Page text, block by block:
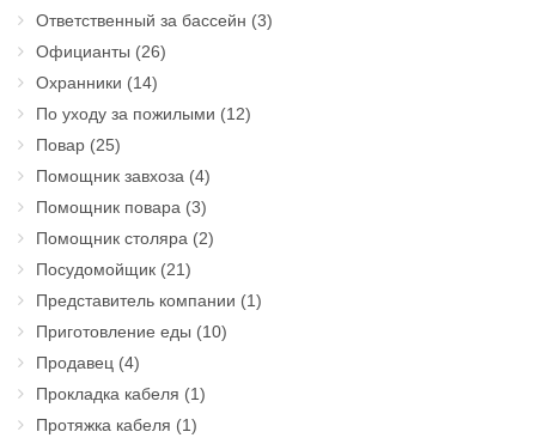
Ответственный за бассейн (3)
Официанты (26)
Охранники (14)
По уходу за пожилыми (12)
Повар (25)
Помощник завхоза (4)
Помощник повара (3)
Помощник столяра (2)
Посудомойщик (21)
Представитель компании (1)
Приготовление еды (10)
Продавец (4)
Прокладка кабеля (1)
Протяжка кабеля (1)